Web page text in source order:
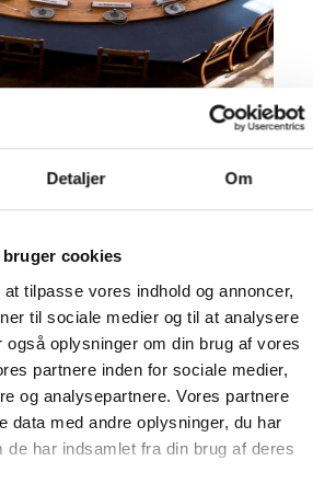
Detaljer Om
bruger cookies
tilpasse vores indhold og annoncer,
til sociale medier og til at analysere
oplysninger om din brug af vores
partnere inden for sociale medier,
og analysepartnere. Vores partnere
data med andre oplysninger, du har
de har indsamlet fra din brug af deres
møde- og rejseudgifter -
møde- og rejseudgifter -
møde- og rejseudgifter -
møde- og rejseudgifter -